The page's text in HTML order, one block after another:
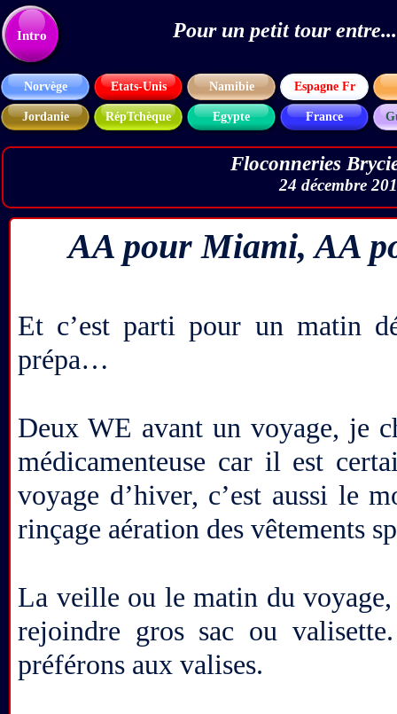
Floconneries
24 décembre
AA pour Miami, AA
Et c’est parti pour un matin
prépa…
Deux WE avant un voyage, je
médicamenteuse car il est
voyage d’hiver, c’est aussi le
rinçage aération des vêtements
La veille ou le matin du voyage,
rejoindre gros sac ou
préférons aux valises.
Espagne Fr
RépTchèque France
Jordanie
Etats-Unis
Norvège
Egypte
Namibie
Intro
Texte Pour un petit tour